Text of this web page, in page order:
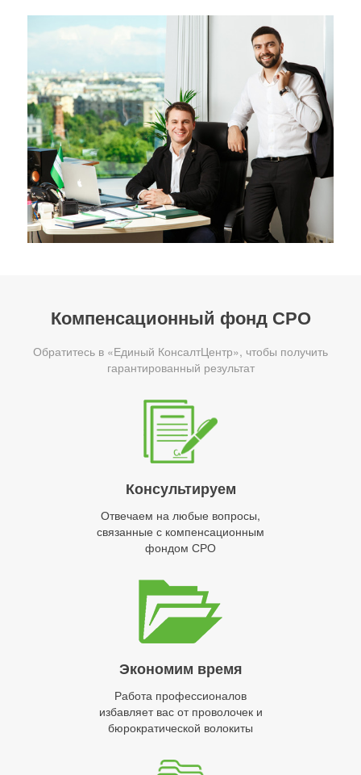
Компенсационный фонд СРО
Обратитесь в «Единый КонсалтЦентр», чтобы получить
гарантированный результат
Консультируем
Отвечаем на любые вопросы,
связанные с компенсационным
фондом СРО
Экономим время
Работа профессионалов
избавляет вас от проволочек и
бюрократической волокиты